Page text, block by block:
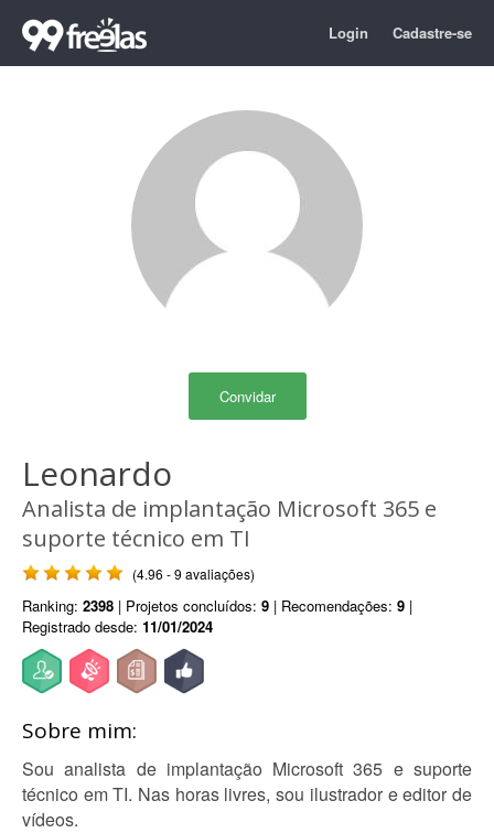
Login Cadastre-se
Convidar
Leonardo
Analista de implantação Microsoft 365 e
suporte técnico em TI
(4.96 - 9 avaliações)
Ranking: 2398 | Projetos concluídos: 9 | Recomendações: 9 |
Registrado desde: 11/01/2024
Sobre mim:
Sou analista de implantação Microsoft 365 e suporte
técnico em TI. Nas horas livres, sou ilustrador e editor de
vídeos.